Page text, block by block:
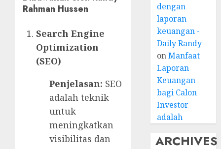
Rahman Hussen
Search Engine
Optimization
(SEO)
Penjelasan: SEO
adalah teknik
untuk
meningkatkan
visibilitas dan
dengan
laporan
keuangan -
Daily Randy
onManfaat
Laporan
Keuangan
bagi Calon
Investor
adalah
ARCHIVES